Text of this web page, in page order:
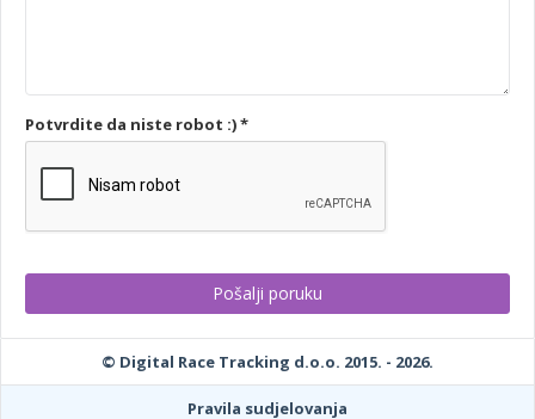
Potvrdite da niste robot :) *
© Digital Race Tracking d.o.o. 2015. - 2026.
Pravila sudjelovanja